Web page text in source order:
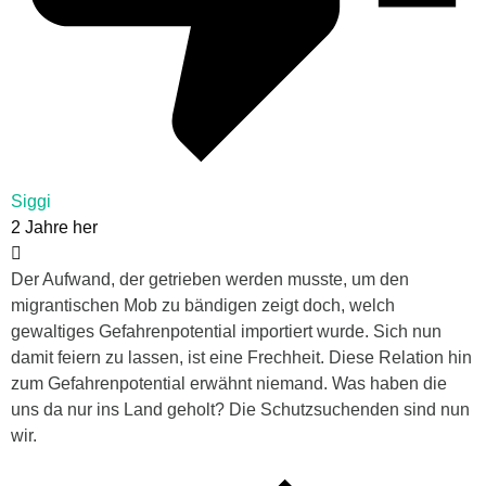
Siggi
2 Jahre her
Der Aufwand, der getrieben werden musste, um den
migrantischen Mob zu bändigen zeigt doch, welch
gewaltiges Gefahrenpotential importiert wurde. Sich nun
damit feiern zu lassen, ist eine Frechheit. Diese Relation hin
zum Gefahrenpotential erwähnt niemand. Was haben die
uns da nur ins Land geholt? Die Schutzsuchenden sind nun
wir.